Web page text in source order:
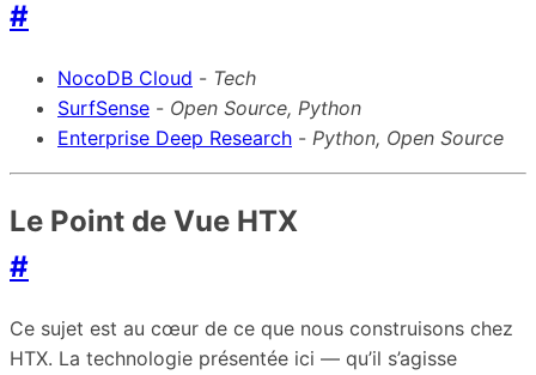
#
NocoDB Cloud - Tech
SurfSense - Open Source, Python
Enterprise Deep Research - Python, Open Source
Le Point de Vue HTX
#
Ce sujet est au cœur de ce que nous construisons chez
HTX. La technologie présentée ici — qu’il s’agisse